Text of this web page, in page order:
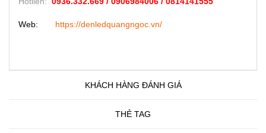
Web: https://denledquangngoc.vn/
KHÁCH HÀNG ĐÁNH GIÁ
THẺ TAG